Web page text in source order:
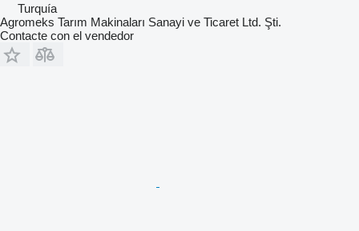
Turquía
Agromeks Tarım Makinaları Sanayi ve Ticaret Ltd. Şti.
Contacte con el vendedor